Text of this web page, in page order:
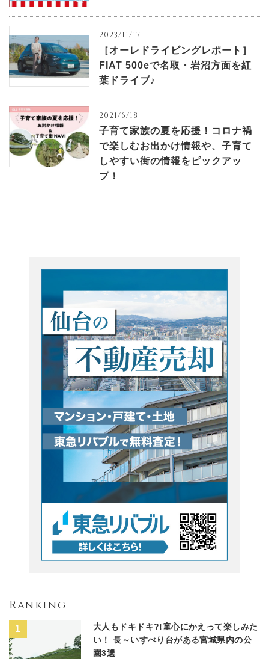
2023/11/17
［オーレドライビングレポート］
FIAT 500eで名取・岩沼方面を紅
葉ドライブ♪
2021/6/18
子育て家族の夏を応援！コロナ禍
で楽しむお出かけ情報や、子育て
しやすい街の情報をピックアッ
プ！
Ranking
大人もドキドキ?!童心にかえって楽しみた
い！ 長～いすべり台がある宮城県内の公
園3選